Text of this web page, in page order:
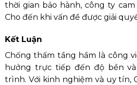
thời gian bảo hành, công ty
Cho đến khi vấn đề được giải
Kết Luận
Chống thấm tầng hầm là công
hưởng trực tiếp đến độ bền
trình. Với kinh nghiệm và uy tín,